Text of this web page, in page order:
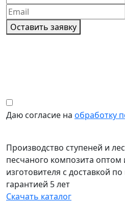
Оставить заявку
Даю согласие на обработку
Производство ступеней и
песчаного композита оптом
изготовителя с доставкой
гарантией 5 лет
Скачать каталог